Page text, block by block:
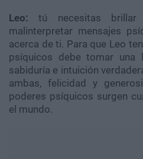
Leo: tú necesitas
malinterpretar mensajes
acerca de ti. Para que Leo
psíquicos debe tomar una
sabiduría e intuición
ambas, felicidad y
poderes psíquicos surgen
el mundo.